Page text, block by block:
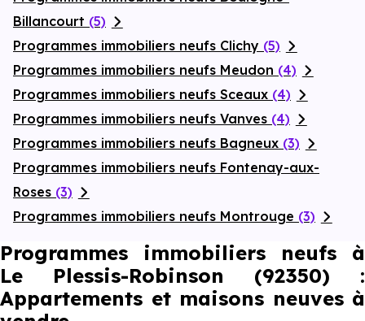
Billancourt (5)
Programmes immobiliers neufs Clichy (5)
Programmes immobiliers neufs Meudon (4)
Programmes immobiliers neufs Sceaux (4)
Programmes immobiliers neufs Vanves (4)
Programmes immobiliers neufs Bagneux (3)
Programmes immobiliers neufs Fontenay-aux-
Roses (3)
Programmes immobiliers neufs Montrouge (3)
Programmes immobiliers neufs à
Le Plessis-Robinson (92350) :
Appartements et maisons neuves à